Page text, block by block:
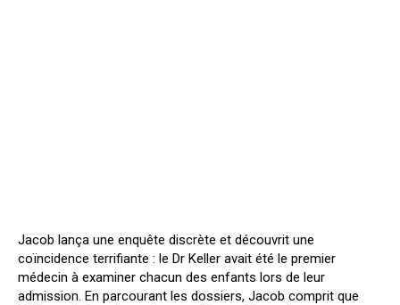
Jacob lança une enquête discrète et découvrit une
coïncidence terrifiante : le Dr Keller avait été le premier
médecin à examiner chacun des enfants lors de leur
admission. En parcourant les dossiers, Jacob comprit que